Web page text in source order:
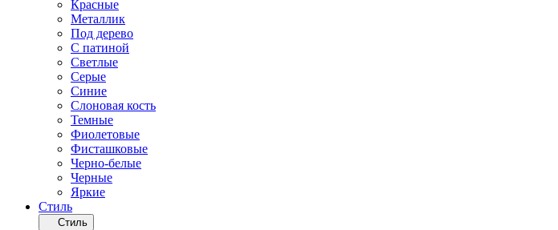
Красные
Металлик
Под дерево
С патиной
Светлые
Серые
Синие
Слоновая кость
Темные
Фиолетовые
Фисташковые
Черно-белые
Черные
Яркие
Стиль
Стиль